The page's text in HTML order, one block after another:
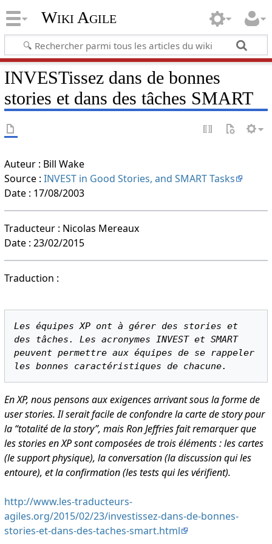
Wiki Agile
INVESTissez dans de bonnes
stories et dans des tâches SMART
Auteur : Bill Wake
Source : INVEST in Good Stories, and SMART Tasks
Date : 17/08/2003
Traducteur : Nicolas Mereaux
Date : 23/02/2015
Traduction :
Les équipes XP ont à gérer des stories et
des tâches. Les acronymes INVEST et SMART
peuvent permettre aux équipes de se rappeler
les bonnes caractéristiques de chacune.
En XP, nous pensons aux exigences arrivant sous la forme de
user stories. Il serait facile de confondre la carte de story pour
la “totalité de la story”, mais Ron Jeffries fait remarquer que
les stories en XP sont composées de trois éléments : les cartes
(le support physique), la conversation (la discussion qui les
entoure), et la confirmation (les tests qui les vérifient).
http://www.les-traducteurs-
agiles.org/2015/02/23/investissez-dans-de-bonnes-
stories-et-dans-des-taches-smart.html